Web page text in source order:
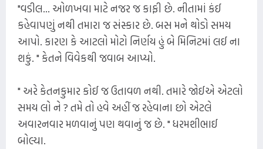
"વડીલ... ઓળખવા માટે નજર જ કાફી છે. નીતામાં કંઈ
કહેવાપણું નથી તમારા જ સંસ્કાર છે. બસ મને થોડો સમય
આપો. કારણ કે આટલો મોટો નિર્ણય હું બે મિનિટમાં લઈ ના
શકું. " કેતને વિવેકથી જવાબ આપ્યો.
" અરે કેતનકુમાર કોઈ જ ઉતાવળ નથી. તમારે જોઈએ એટલો
સમય લો ને ? તમે તો હવે અહીં જ રહેવાના છો એટલે
અવારનવાર મળવાનું પણ થવાનું જ છે. " ધરમશીભાઈ
બોલ્યા.